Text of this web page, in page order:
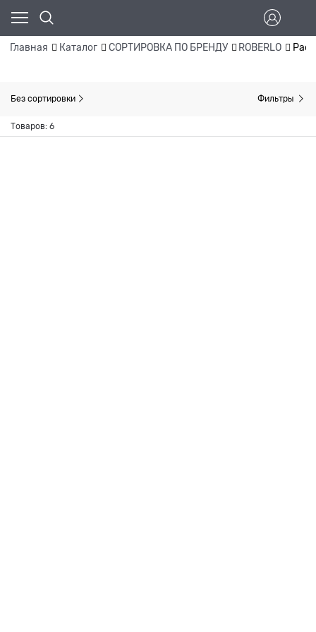
Главная Каталог СОРТИРОВКА ПО БРЕНДУ ROBERLO
Без сортировки Фильтры
Товаров: 6